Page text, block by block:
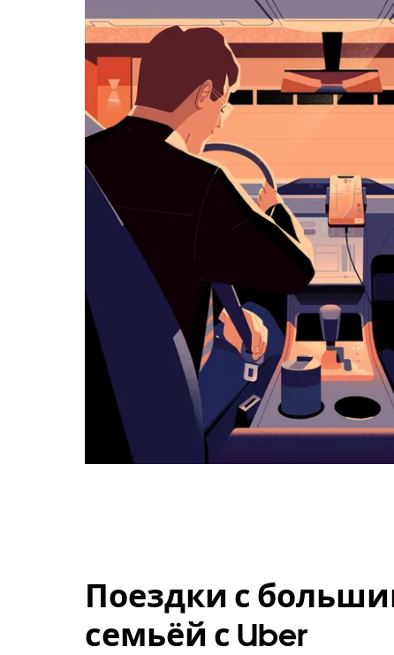
закрыть
календарь,
нажмите
Esc.
Поездки с
семьёй с Uber